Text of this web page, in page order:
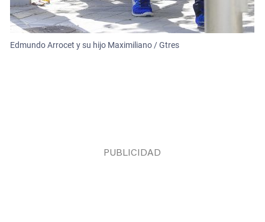
Edmundo Arrocet y su hijo Maximiliano / Gtres